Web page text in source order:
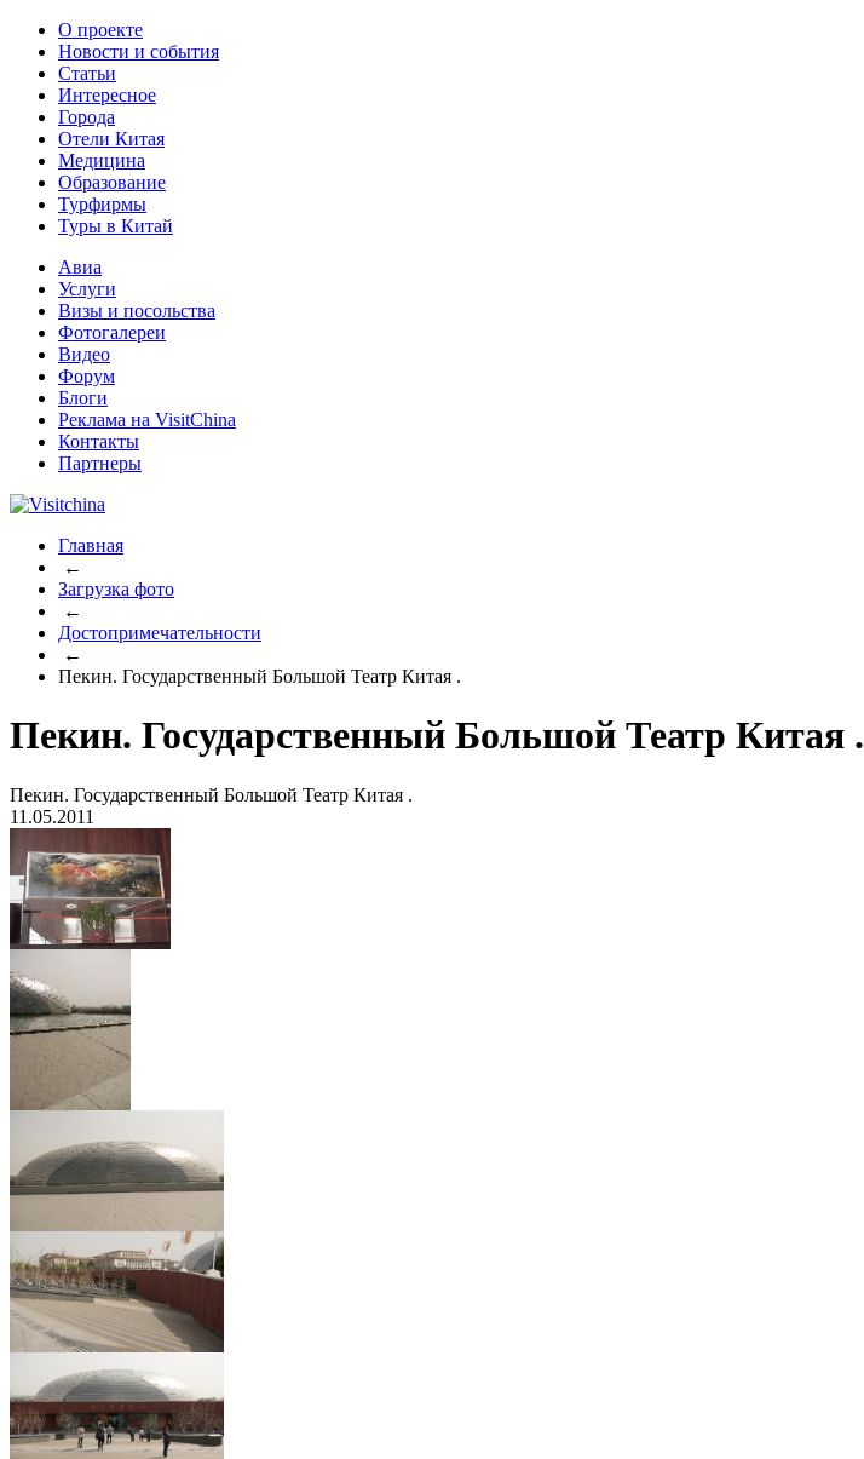
О проекте
Новости и события
Статьи
Интересное
Города
Отели Китая
Медицина
Образование
Турфирмы
Туры в Китай
Авиа
Услуги
Визы и посольства
Фотогалереи
Видео
Форум
Блоги
Реклама на VisitChina
Контакты
Партнеры
Главная
←
Загрузка фото
←
Достопримечательности
←
Пекин. Государственный Большой Театр Китая .
Пекин. Государственный Большой Театр Китая .
Пекин. Государственный Большой Театр Китая .
11.05.2011